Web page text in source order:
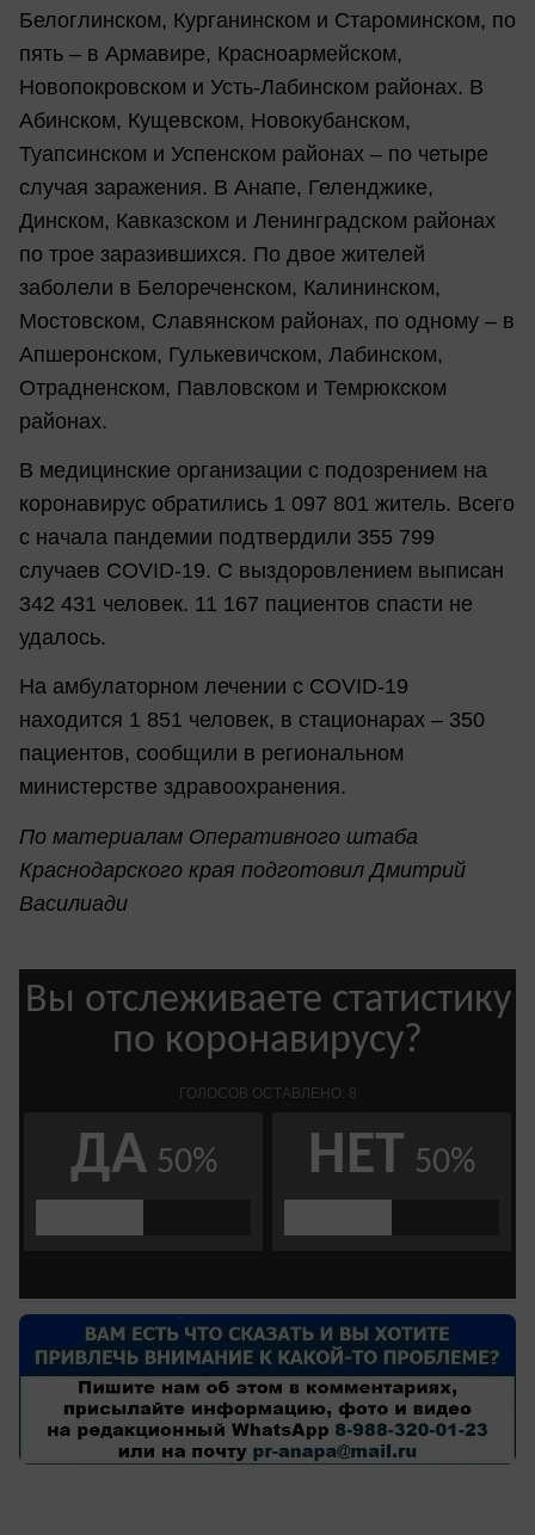
Белоглинском, Курганинском и Староминском, по
пять – в Армавире, Красноармейском,
Новопокровском и Усть-Лабинском районах. В
Абинском, Кущевском, Новокубанском,
Туапсинском и Успенском районах – по четыре
случая заражения. В Анапе, Геленджике,
Динском, Кавказском и Ленинградском районах
по трое заразившихся. По двое жителей
заболели в Белореченском, Калининском,
Мостовском, Славянском районах, по одному – в
Апшеронском, Гулькевичском, Лабинском,
Отрадненском, Павловском и Темрюкском
районах.
В медицинские организации с подозрением на
коронавирус обратились 1 097 801 житель. Всего
с начала пандемии подтвердили 355 799
случаев COVID-19. С выздоровлением выписан
342 431 человек. 11 167 пациентов спасти не
удалось.
На амбулаторном лечении с COVID-19
находится 1 851 человек, в стационарах – 350
пациентов, сообщили в региональном
министерстве здравоохранения.
По материалам Оперативного штаба
Краснодарского края подготовил Дмитрий
Василиади